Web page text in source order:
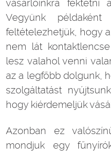
vásárlóinkra fektetni
Vegyünk
feltételezhetjük, hogy
nem lát
lesz valahol venni
az a legfőbb dolgunk,
szolgáltatást
hogy kiérdemeljük
Azonban ez
mondjuk egy